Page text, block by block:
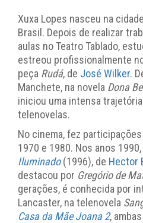
Xuxa Lopes nasceu na
Brasil. Depois de realizar
aulas no Teatro Tablado,
estreou profissionalmente
peça Rudá, de José Wilker.
Manchete, na novela Dona
iniciou uma intensa
telenovelas.
No cinema, fez
1970 e 1980. Nos anos
Iluminado (1996), de Hector
destacou por Gregório de
gerações, é conhecida por
Lancaster, na telenovela
Casa da Mãe Joana 2,